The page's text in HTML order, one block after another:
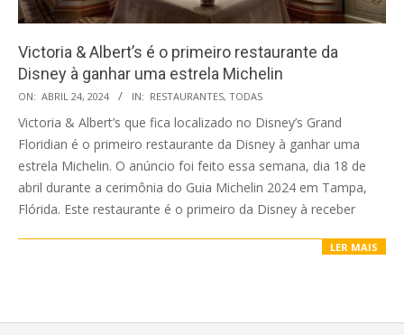
Victoria & Albert’s é o primeiro restaurante da
Disney à ganhar uma estrela Michelin
2024-
04-
24
ON: ABRIL 24, 2024 IN: RESTAURANTES, TODAS
Victoria & Albert’s que fica localizado no Disney’s Grand
Floridian é o primeiro restaurante da Disney à ganhar uma
estrela Michelin. O anúncio foi feito essa semana, dia 18 de
abril durante a cerimônia do Guia Michelin 2024 em Tampa,
Flórida. Este restaurante é o primeiro da Disney à receber
LER MAIS